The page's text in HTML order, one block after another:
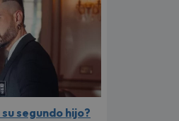
segundo hijo?